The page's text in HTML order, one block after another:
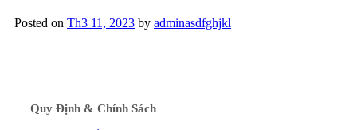
Posted on Th3 11, 2023 by adminasdfghjkl
Quy Định & Chính Sách